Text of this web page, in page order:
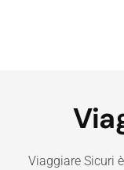
Viaggiare Sicuri